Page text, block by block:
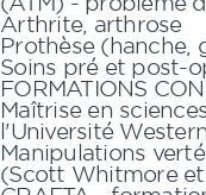
Arthrite, arthrose
Prothèse (hanche,
Soins pré et post-
FORMATIONS
Maîtrise en
l'Université
Manipulations
(Scott Whitmore